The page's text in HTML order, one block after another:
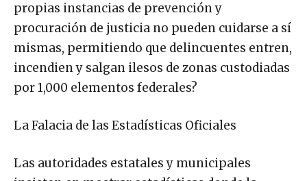
propias instancias de prevención y
procuración de justicia no pueden cuidarse a sí
mismas, permitiendo que delincuentes entren,
incendien y salgan ilesos de zonas custodiadas
por 1,000 elementos federales?
La Falacia de las Estadísticas Oficiales
Las autoridades estatales y municipales